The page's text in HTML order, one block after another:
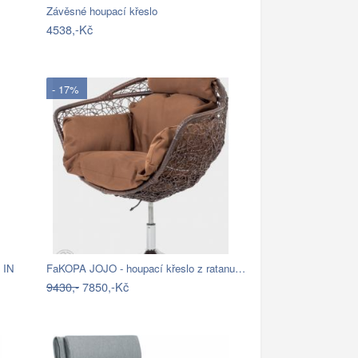
Závěsné houpací křeslo
4538,-Kč
IN
- 17%
FaKOPA JOJO - houpací křeslo z ratanu…
9430,-7850,-Kč